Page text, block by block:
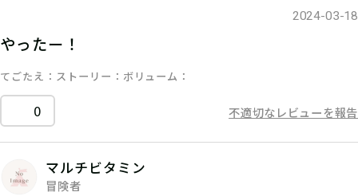
2024-03-18
やったー！
てごたえ ストーリー ボリューム
0 不適切なレビューを報告
マルチビタミン
冒険者